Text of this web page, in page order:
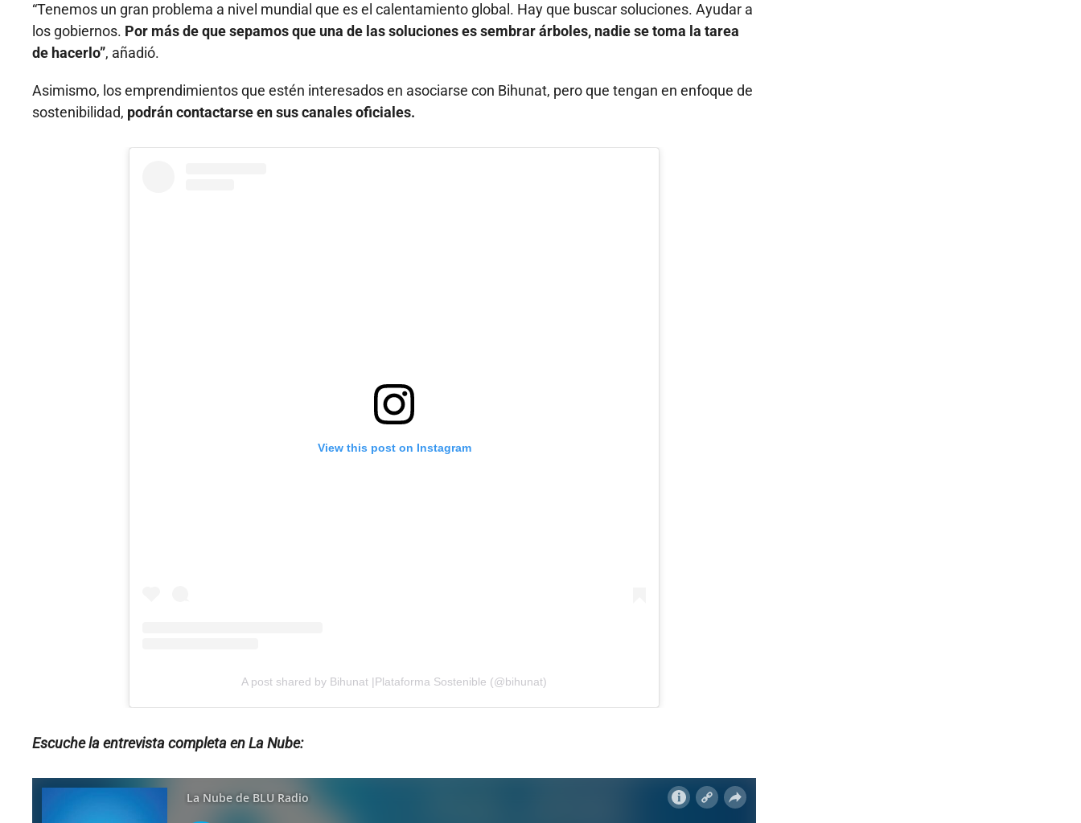
“Tenemos un gran problema a nivel mundial que es el calentamiento global. Hay que buscar soluciones. Ayudar a
los gobiernos. Por más de que sepamos que una de las soluciones es sembrar árboles, nadie se toma la tarea
de hacerlo”, añadió.
Asimismo, los emprendimientos que estén interesados en asociarse con Bihunat, pero que tengan en enfoque de
sostenibilidad, podrán contactarse en sus canales oficiales.
View this post on Instagram
A post shared by Bihunat |Plataforma Sostenible (@bihunat)
Escuche la entrevista completa en La Nube: